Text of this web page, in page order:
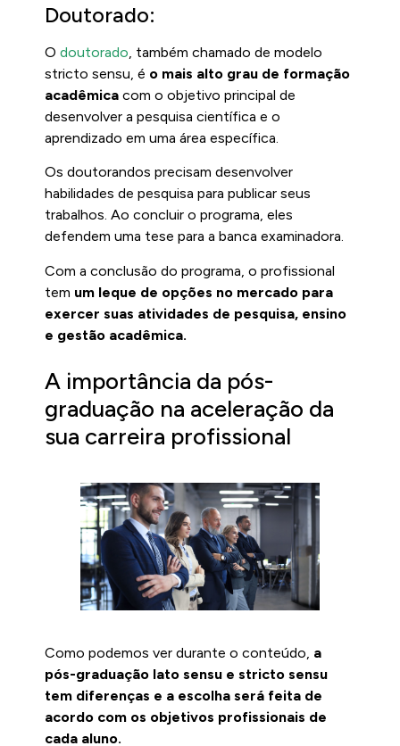
Doutorado:
O doutorado, também chamado de modelo
stricto sensu, é o mais alto grau de formação
acadêmica com o objetivo principal de
desenvolver a pesquisa científica e o
aprendizado em uma área específica.
Os doutorandos precisam desenvolver
habilidades de pesquisa para publicar seus
trabalhos. Ao concluir o programa, eles
defendem uma tese para a banca examinadora.
Com a conclusão do programa, o profissional
tem um leque de opções no mercado para
exercer suas atividades de pesquisa, ensino
e gestão acadêmica.
A importância da pós-
graduação na aceleração da
sua carreira profissional
Como podemos ver durante o conteúdo, a
pós-graduação lato sensu e stricto sensu
tem diferenças e a escolha será feita de
acordo com os objetivos profissionais de
cada aluno.